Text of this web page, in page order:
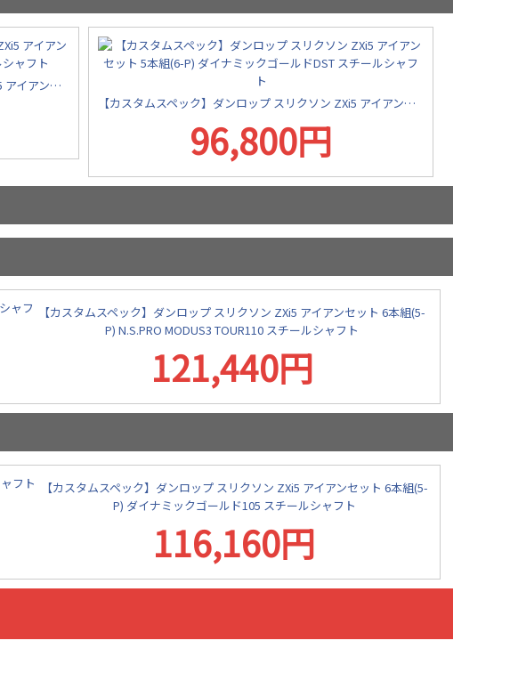
【カスタムスペック】ダンロップ スリクソン ZXi5 アイアンセット 5本組(6-P) Dynamic Gold 120 スチールシャフト
【カスタムスペック】ダンロップ スリクソン ZXi5 アイアンセット 5本組(6-P) ダイナミックゴールドDST スチールシャフト
96,800円
【カスタムスペック】ダンロップ スリクソン ZXi5 アイアンセット 6本組(5-
P) N.S.PRO MODUS3 TOUR110 スチールシャフト
121,440円
【カスタムスペック】ダンロップ スリクソン ZXi5 アイアンセット 6本組(5-
P) ダイナミックゴールド105 スチールシャフト
116,160円